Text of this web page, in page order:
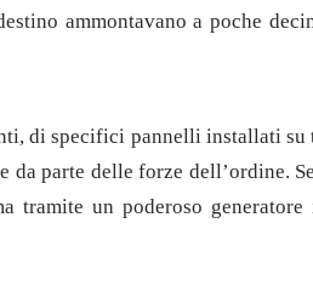
ammontavano a poche
di specifici pannelli installati su
parte delle forze dell’ordine.
tramite un poderoso